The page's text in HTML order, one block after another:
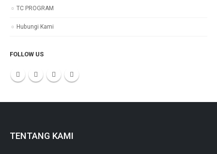
TC PROGRAM
Hubungi Kami
FOLLOW US
TENTANG KAMI